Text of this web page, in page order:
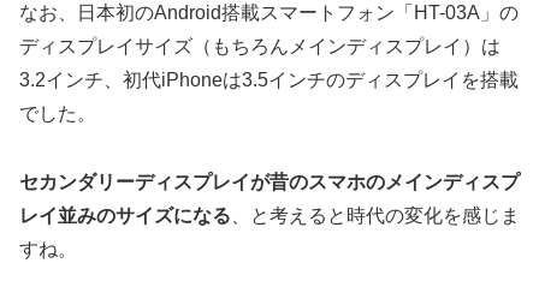
なお、日本初のAndroid搭載スマートフォン「HT-03A」の
ディスプレイサイズ（もちろんメインディスプレイ）は
3.2インチ、初代iPhoneは3.5インチのディスプレイを搭載
でした。
セカンダリーディスプレイが昔のスマホのメインディスプ
レイ並みのサイズになる 、と考えると時代の変化を感じま
すね。